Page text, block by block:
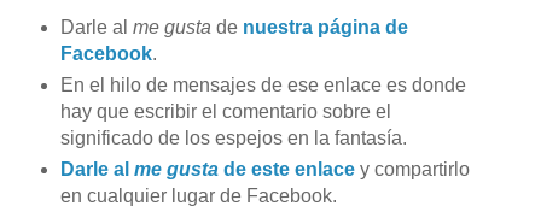
Darle al me gusta de nuestra página de
Facebook.
En el hilo de mensajes de ese enlace es donde
hay que escribir el comentario sobre el
significado de los espejos en la fantasía.
Darle al me gustade este enlacey compartirlo
en cualquier lugar de Facebook.